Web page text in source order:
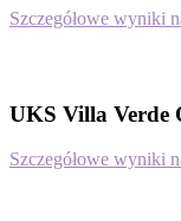
Szczegółowe wyniki
UKS Villa Verde
Szczegółowe wyniki